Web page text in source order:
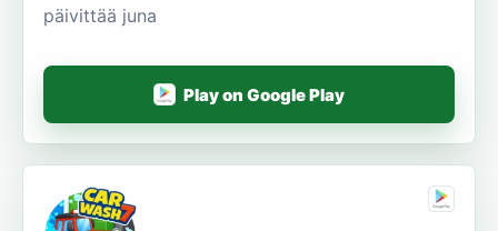
päivittää juna
Play on Google Play